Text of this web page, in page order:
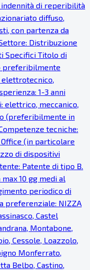
di reperibilità
diffuso,
con partenza da
Distribuzione
Specifici Titolo di
preferibilmente
elettrotecnico,
1-3 anni
elettrico, meccanico,
(preferibilmente in
tecniche:
(in particolare
di dispositivi
Patente di tipo B.
10 gg medi al
periodico di
preferenziale: NIZZA
Castel
Montabone,
Cessole, Loazzolo,
Monferrato,
Belbo, Castino,